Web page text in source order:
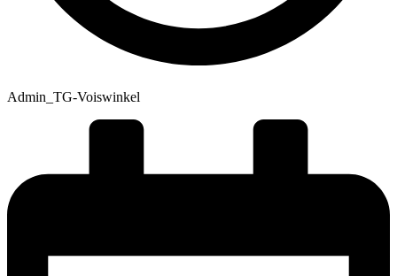
Admin_TG-Voiswinkel